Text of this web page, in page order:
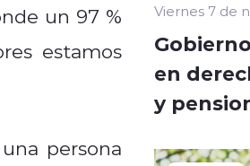
un 97 %
estamos
persona
Viernes 7 de
en
y